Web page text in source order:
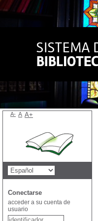
A- A A+
Conectarse
acceder a su cuenta de
usuario